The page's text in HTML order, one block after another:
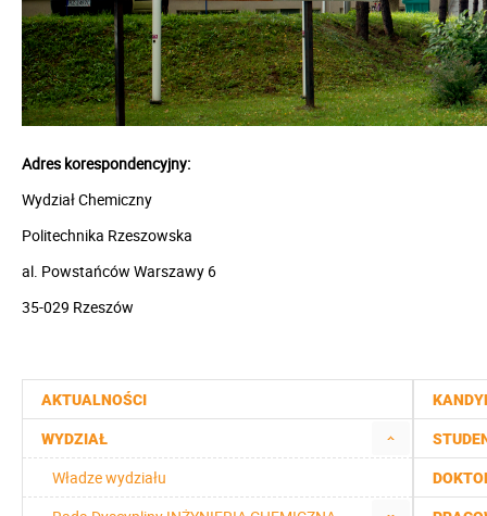
AKTUALNOŚCI
WYDZIAŁ
Władze wydziału
Adres korespondencyjny:
Wydział Chemiczny
Politechnika Rzeszowska
al. Powstańców Warszawy 6
35-029 Rzeszów